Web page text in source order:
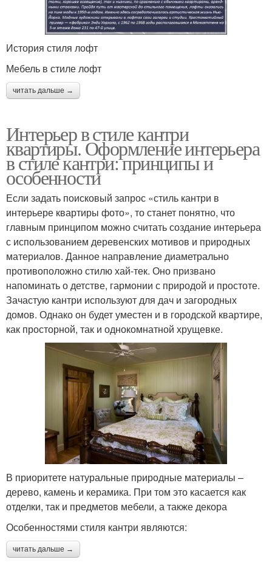
История стиля лофт
Мебель в стиле лофт
читать дальше →
Интерьер в стиле кантри
квартиры. Оформление интерьера
в стиле кантри: принципы и
особенности
Если задать поисковый запрос «стиль кантри в
интерьере квартиры фото», то станет понятно, что
главным принципом можно считать создание интерьера
с использованием деревенских мотивов и природных
материалов. Данное направление диаметрально
противоположно стилю хай-тек. Оно призвано
напоминать о детстве, гармонии с природой и простоте.
Зачастую кантри используют для дач и загородных
домов. Однако он будет уместен и в городской квартире,
как просторной, так и однокомнатной хрущевке.
В приоритете натуральные природные материалы –
дерево, камень и керамика. При том это касается как
отделки, так и предметов мебели, а также декора
Особенностями стиля кантри являются:
читать дальше →